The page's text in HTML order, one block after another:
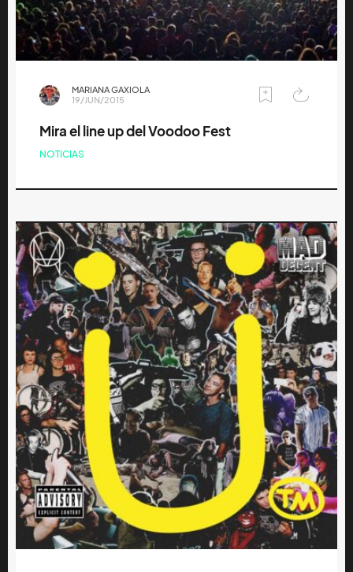
MARIANA GAXIOLA
19/JUN/2015
Mira el line up del Voodoo Fest
NOTICIAS